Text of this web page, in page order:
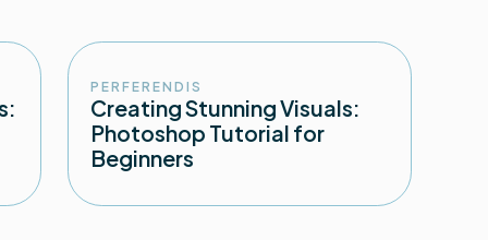
PERFERENDIS
Creating Stunning Visuals:
Photoshop Tutorial for
Beginners